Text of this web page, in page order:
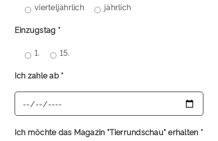
vierteljährlich
jährlich
Einzugstag *
1. 15.
Ich zahle ab *
Ich möchte das Magazin "Tierrundschau" erhalten *